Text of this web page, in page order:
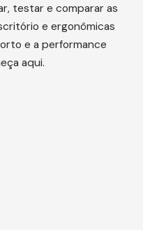
testar e comparar as
e ergonômicas
e a performance
aqui.